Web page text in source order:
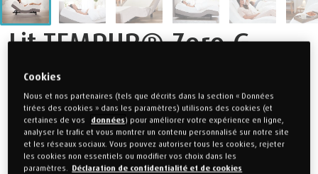
Lit TEMPUR® Zero G
ajustable
électriquement (sans
matelas)
Cookies
Nous et nos partenaires (tels que décrits dans la section « Données
tirées des cookies » dans les paramètres) utilisons des cookies (et
certaines de vos
données) pour améliorer votre expérience en ligne,
analyser le trafic et vous montrer un contenu personnalisé sur notre site
et les réseaux sociaux. Vous pouvez autoriser tous les cookies, rejeter
les cookies non essentiels ou modifier vos choix dans les
paramètres. Déclaration de confidentialité et de cookies